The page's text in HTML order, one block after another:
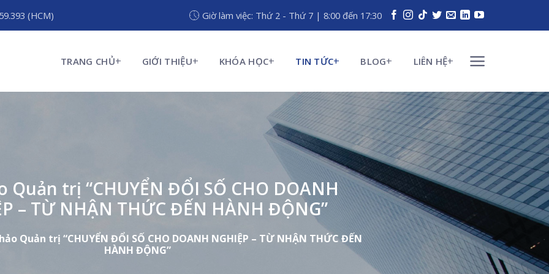
(HCM) Giờ làm việc: Thứ 2 - Thứ 7 | 8:00 đến 17:30
TRANG CHỦ GIỚI THIỆU KHÓA HỌC TIN TỨC BLOG LIÊN HỆ
Quản trị “CHUYỂN ĐỔI SỐ CHO DOANH
– TỪ NHẬN THỨC ĐẾN HÀNH ĐỘNG”
Quản trị “CHUYỂN ĐỔI SỐ CHO DOANH NGHIỆP – TỪ NHẬN THỨC ĐẾN
HÀNH ĐỘNG”